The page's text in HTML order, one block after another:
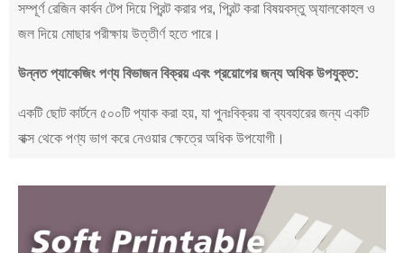
সম্পূর্ণ রেজিন কার্বন টেপ দিয়ে প্রিন্ট করার পর, প্রিন্ট করা বিষয়বস্তু অ্যালকোহল ও
জল দিয়ে মোছার পরীক্ষায় উত্তীর্ণ হতে পারে।
উন্নত প্যাকেজিং পণ্য বিভাজন বিক্রয় এবং প্রয়োগের জন্য অধিক উপযুক্ত:
একটি ছোট কার্টনে ৫০০টি প্যাক করা হয়, যা পুনঃবিক্রয় বা ব্যবহারের জন্য একটি
বাক্স থেকে পণ্য ভাগ করে নেওয়ার ক্ষেত্রে অধিক উপযোগী।